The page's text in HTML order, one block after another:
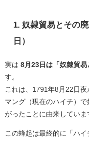
1. 奴隷貿易とその
日）
実は 8月23日は「奴隷貿易
す。
これは、1791年8月22日
マング（現在のハイチ）
がったことに由来していま
この蜂起は最終的に「ハ